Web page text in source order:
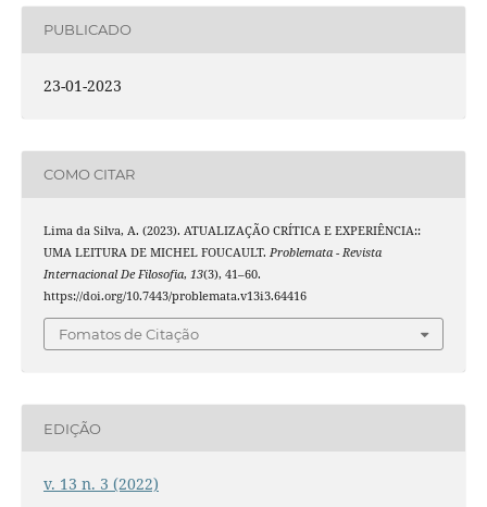
PUBLICADO
23-01-2023
COMO CITAR
Lima da Silva, A. (2023). ATUALIZAÇÃO CRÍTICA E EXPERIÊNCIA::
UMA LEITURA DE MICHEL FOUCAULT. Problemata - Revista
Internacional De Filosofia, 13(3), 41–60.
https://doi.org/10.7443/problemata.v13i3.64416
Fomatos de Citação
EDIÇÃO
v. 13 n. 3 (2022)